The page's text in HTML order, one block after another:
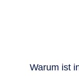
Warum ist